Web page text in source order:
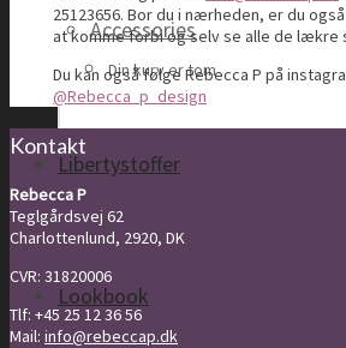
Accessories
Libertystoffer
Lookbook
Din kurv er tom
25123656. Bor du i nærheden, er du
at komme forbi og selv se alle de lækre
Du kan også følge Rebecca P på
@Rebecca_p_design
Kontakt
Rebecca P
Teglgårdsvej 62
Charlottenlund, 2920, DK
CVR: 31820006
Tlf: +45 25 12 36 56
Mail: info@rebeccap.dk